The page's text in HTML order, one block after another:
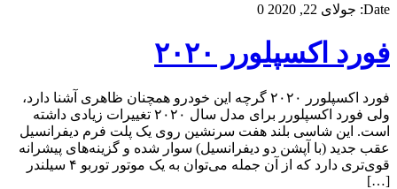
Date: جولای 22, 2020 0
فورد اکسپلورر ۲۰۲۰
فورد اکسپلورر ۲۰۲۰ گرچه این خودرو همچنان ظاهری آشنا دارد،
ولی فورد اکسپلورر برای مدل سال ۲۰۲۰ تغییرات زیادی داشته
است. این شاسی بلند هفت سرنشین روی یک پلت فرم دیفرانسیل
عقب جدید (با آپشن دو دیفرانسیل) سوار شده و گزینه‌های پیشرانه
قوی‌تری دارد که از آن جمله می‌توان به یک موتور توربو ۴ سیلندر
[…]